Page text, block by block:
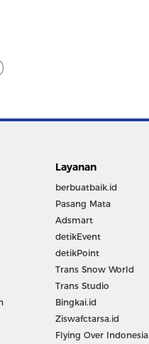
Layanan
berbuatbaik.id
Pasang Mata
Adsmart
detikEvent
detikPoint
Trans Snow World
Trans Studio
Bingkai.id
Ziswafctarsa.id
Flying Over Indonesia